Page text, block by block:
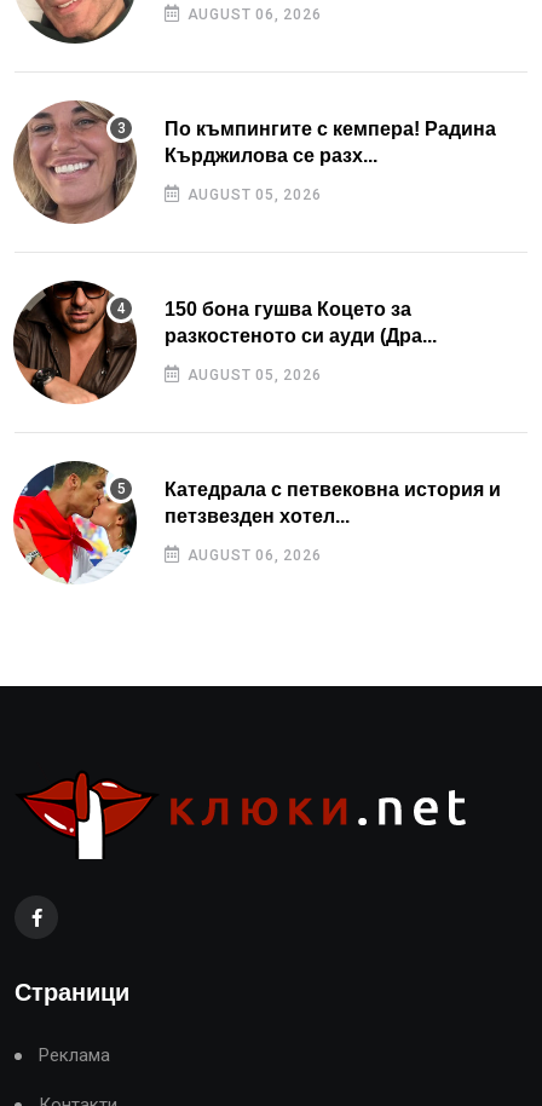
AUGUST 06, 2026
По къмпингите с кемпера! Радина
Кърджилова се разх...
AUGUST 05, 2026
150 бона гушва Коцето за
разкостеното си ауди (Дра...
AUGUST 05, 2026
Катедрала с петвековна история и
петзвезден хотел...
AUGUST 06, 2026
Страници
Реклама